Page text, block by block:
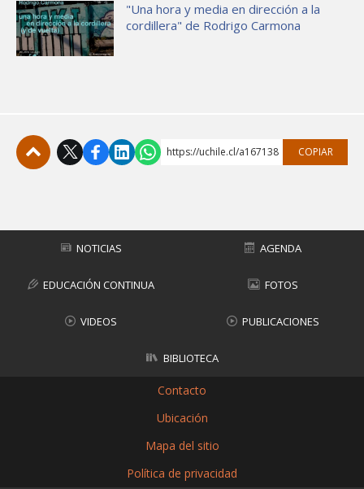
"Una hora y media en dirección a la
cordillera" de Rodrigo Carmona
https://uchile.cl/a167138 COPIAR
NOTICIAS AGENDA
EDUCACIÓN CONTINUA FOTOS
VIDEOS PUBLICACIONES
BIBLIOTECA
Contacto
Ubicación
Mapa del sitio
Política de privacidad